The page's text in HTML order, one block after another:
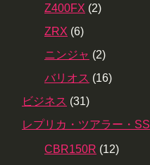
Z400FX (2)
ZRX (6)
ニンジャ (2)
バリオス (16)
ビジネス (31)
レプリカ・ツアラー・SS
CBR150R (12)